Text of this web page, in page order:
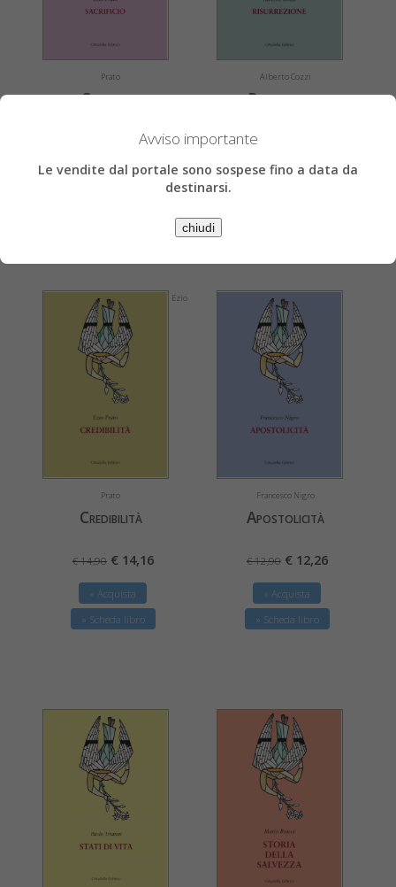
Prato
Sacrificio
€ 14,73
» Acquista
Alberto Cozzi
Risurrezione
€ 15,90
» Acquista
Ezio
Prato
Credibilità
€ 14,90 € 14,16
» Acquista
» Scheda libro
Francesco Nigro
Apostolicità
€ 12,90 € 12,26
» Acquista
» Scheda libro
Avviso importante
Le vendite dal portale sono sospese fino a data da
destinarsi.
chiudi